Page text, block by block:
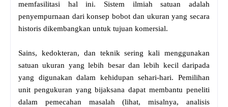
memfasilitasi hal ini. Sistem ilmiah satuan adalah
penyempurnaan dari konsep bobot dan ukuran yang secara
historis dikembangkan untuk tujuan komersial.
Sains, kedokteran, dan teknik sering kali menggunakan
satuan ukuran yang lebih besar dan lebih kecil daripada
yang digunakan dalam kehidupan sehari-hari. Pemilihan
unit pengukuran yang bijaksana dapat membantu peneliti
dalam pemecahan masalah (lihat, misalnya, analisis